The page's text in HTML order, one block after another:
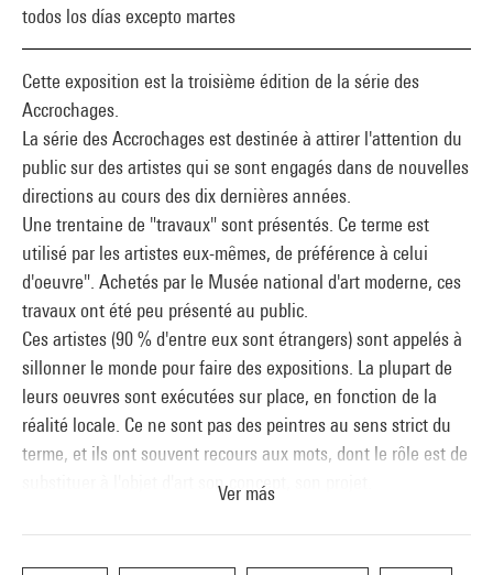
Cette exposition est la troisième édition de la série des
Accrochages.
La série des Accrochages est destinée à attirer l'attention du
public sur des artistes qui se sont engagés dans de nouvelles
directions au cours des dix dernières années.
Une trentaine de "travaux" sont présentés. Ce terme est
utilisé par les artistes eux-mêmes, de préférence à celui
d'oeuvre". Achetés par le Musée national d'art moderne, ces
travaux ont été peu présenté au public.
Ces artistes (90 % d'entre eux sont étrangers) sont appelés à
sillonner le monde pour faire des expositions. La plupart de
leurs oeuvres sont exécutées sur place, en fonction de la
réalité locale. Ce ne sont pas des peintres au sens strict du
terme, et ils ont souvent recours aux mots, dont le rôle est de
substituer à l'objet d'art son concept, son projet.
photographie, le magnétophone, la vidéo, ou encore d'autres
techniques aussi peu conventionnelles.
Ver más
todos los días excepto martes